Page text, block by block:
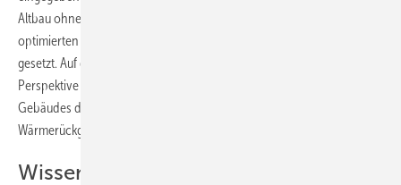
Altbau ohne Wärmedämmung sowie zu einem energetisch
optimierten Neubau gemäß Gebäudeenergiegesetz (GEG) 2024
gesetzt. Auf diese Weise erhält der Nutzer eine vergleichende
Perspektive auf die potenzielle Verbesserung der Energiebilanz seines
Gebäudes durch den Einsatz einer Lüftungsanlage mit
Wärmerückgewinnung.
Wissenschaftliche Begleitung